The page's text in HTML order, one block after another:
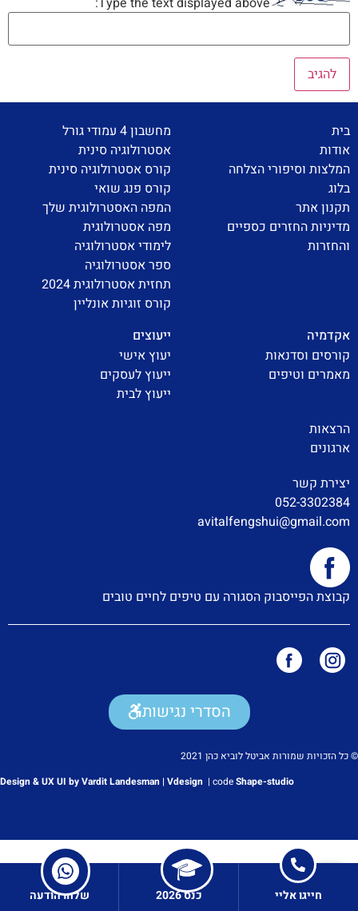
חייגו אליי כנס 2026 שלחו הודעה
בית
אודות
המלצות וסיפורי הצלחה
בלוג
תקנון אתר
מדיניות החזרים כספיים
והחזרות
מחשבון 4 עמודי גורל
אסטרולוגיה סינית
קורס אסטרולוגיה סינית
קורס פנג שואי
המפה האסטרולוגית שלך
מפה אסטרולוגית
לימודי אסטרולוגיה
ספר אסטרולוגיה
תחזית אסטרולוגית 2024
קורס זוגיות אונליין
אקדמיה
קורסים וסדנאות
מאמרים וטיפים
ייעוצים
יעוץ אישי
ייעוץ לעסקים
ייעוץ לבית
הרצאות
ארגונים
יצירת קשר
052-3302384
avitalfengshui@gmail.com
קבוצת הפייסבוק הסגורה עם טיפים לחיים טובים
הסדרי נגישות
© כל הזכויות שמורות אביטל לוביא כהן 2021
Design & UX UI by Vardit Landesman | Vdesign | codeShape-studio